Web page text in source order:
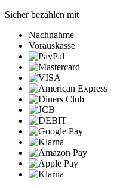
Sicher bezahlen mit
Nachnahme
Vorauskasse